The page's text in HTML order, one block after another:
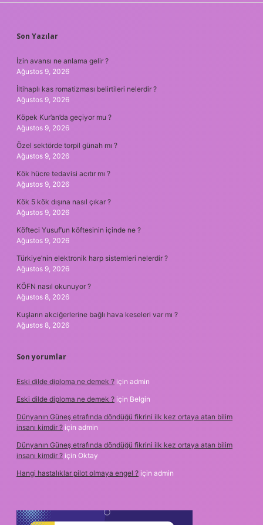
SIDEBAR
Son Yazılar
İzin avansı ne anlama gelir ?
Ağustos 9, 2026
İltihaplı kas romatizması belirtileri nelerdir ?
Ağustos 9, 2026
Köpek Kur’an’da geçiyor mu ?
Ağustos 9, 2026
Özel sektörde torpil günah mı ?
Ağustos 9, 2026
Kök hücre tedavisi acıtır mı ?
Ağustos 9, 2026
Kök 5 kök dışına nasıl çıkar ?
Ağustos 9, 2026
Köfteci Yusuf’un köftesinin içinde ne ?
Ağustos 9, 2026
Türkiye’nin elektronik harp sistemleri nelerdir ?
Ağustos 9, 2026
KÖFN nasıl okunuyor ?
Ağustos 8, 2026
Kuşların akciğerlerine bağlı hava keseleri var mı ?
Ağustos 8, 2026
Son yorumlar
Eski dilde diploma ne demek ? için admin
Eski dilde diploma ne demek ? için Belgin
Dünyanın Güneş etrafında döndüğü fikrini ilk kez ortaya atan bilim
insanı kimdir ? için admin
Dünyanın Güneş etrafında döndüğü fikrini ilk kez ortaya atan bilim
insanı kimdir ? için Oktay
Hangi hastalıklar pilot olmaya engel ? için admin